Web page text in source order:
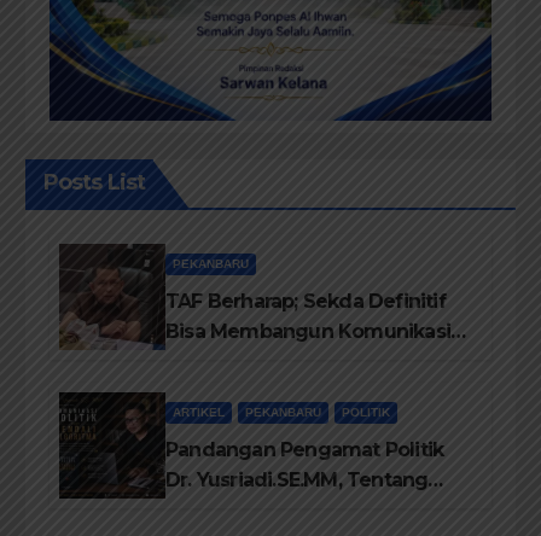
Posts List
PEKANBARU
TAF Berharap; Sekda Definitif
Bisa Membangun Komunikasi
ARTIKEL PEKANBARU POLITIK
Pandangan Pengamat Politik
Dr. Yusriadi.SE.MM, Tentang